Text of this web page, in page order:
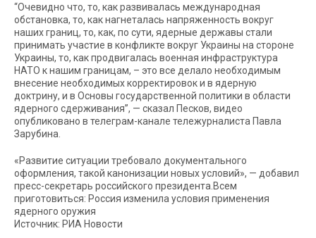
“Очевидно что, то, как развивалась международная
обстановка, то, как нагнеталась напряженность вокруг
наших границ, то, как, по сути, ядерные державы стали
принимать участие в конфликте вокруг Украины на стороне
Украины, то, как продвигалась военная инфраструктура
НАТО к нашим границам, – это все делало необходимым
внесение необходимых корректировок и в ядерную
доктрину, и в Основы государственной политики в области
ядерного сдерживания”, — сказал Песков, видео
опубликовано в телеграм-канале тележурналиста Павла
Зарубина.
«Развитие ситуации требовало документального
оформления, такой канонизации новых условий», — добавил
пресс-секретарь российского президента.Всем
приготовиться: Россия изменила условия применения
ядерного оружия
Источник: РИА Новости